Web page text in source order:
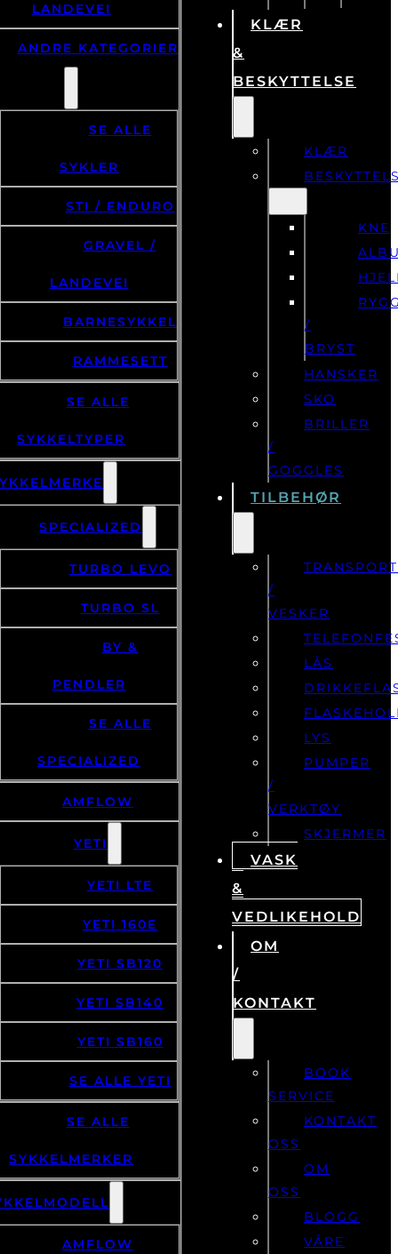
LANDEVEI
ANDRE KATEGORIER
SE ALLE
SYKLER
STI / ENDURO
GRAVEL /
LANDEVEI
BARNESYKKEL
RAMMESETT
SE ALLE
SYKKELTYPER
SPECIALIZED
TURBO LEVO
TURBO SL
BY &
PENDLER
SE ALLE
SPECIALIZED
AMFLOW
YETI
YETI LTE
YETI 160E
YETI SB120
YETI SB140
YETI SB160
SE ALLE YETI
SE ALLE
SYKKELMERKER
AMFLOW
KLÆR
&
BESKYTTELSE
KLÆR
KNE
/
BRYST
HANSKER
SKO
BRILLER
/
GOGGLES
TILBEHØR
TRANSPORT
/
VESKER
LÅS
LYS
PUMPER
/
VERKTØY
SKJERMER
VASK
&
VEDLIKEHOLD
OM
/
KONTAKT
BOOK
SERVICE
KONTAKT
OSS
OM
OSS
BLOGG
VÅRE